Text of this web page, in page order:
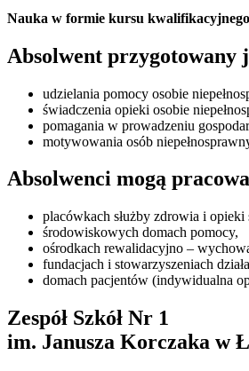
Nauka w formie kursu kwalifikacyjnego
Absolwent przygotowany
udzielania pomocy osobie
świadczenia opieki osobie
pomagania w prowadzeniu
motywowania osób
Absolwenci mogą
placówkach służby zdrowia i opieki
środowiskowych domach pomocy,
ośrodkach rewalidacyjno –
fundacjach i stowarzyszeniach
domach pacjentów (indywidualna
Zespół Szkół Nr 1
im. Janusza Korczaka w